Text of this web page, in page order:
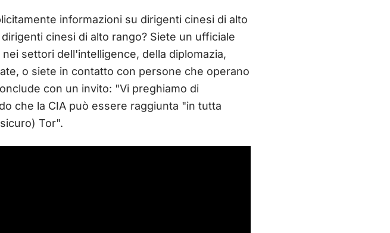
informazioni su dirigenti cinesi di alto
cinesi di alto rango? Siete un ufficiale
settori dell'intelligence, della diplomazia,
o siete in contatto con persone che operano
con un invito: "Vi preghiamo di
che la CIA può essere raggiunta "in tutta
Tor".